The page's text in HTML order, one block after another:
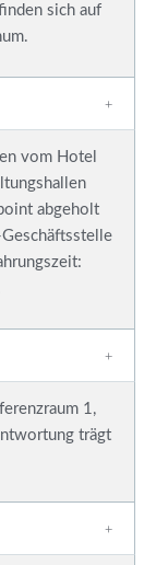
sich auf
vom Hotel
abgeholt
1,
trägt